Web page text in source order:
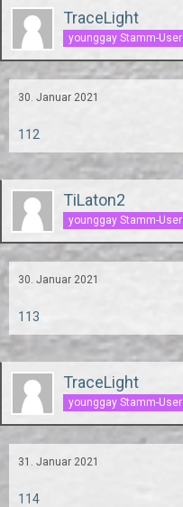
TraceLight
younggay Stamm-User
30. Januar 2021
112
TiLaton2
younggay Stamm-User
30. Januar 2021
113
TraceLight
younggay Stamm-User
31. Januar 2021
114